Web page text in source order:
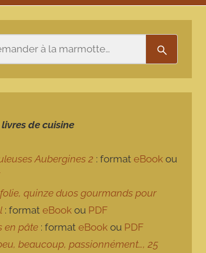
livres de cuisine
Aubergines 2 : formateBook ou
quinze duos gourmands pour
: formateBook ou PDF
en pâte : formateBook ou PDF
beaucoup, passionnément…, 25